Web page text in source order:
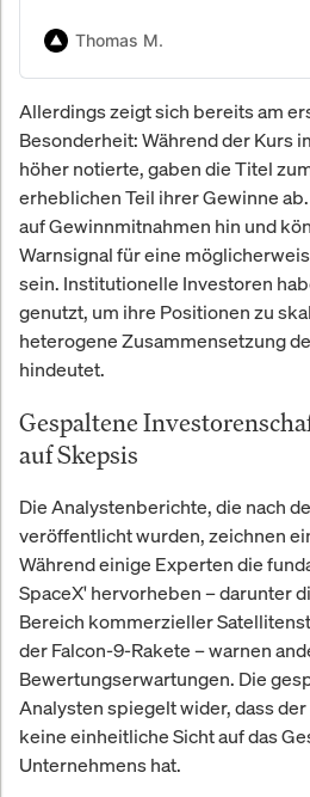
Deutschlands führende
Thomas M.
Allerdings zeigt sich bereits am
Besonderheit: Während der Kurs
höher notierte, gaben die Titel
erheblichen Teil ihrer Gewinne
auf Gewinnmitnahmen hin und
Warnsignal für eine
sein. Institutionelle Investoren
genutzt, um ihre Positionen zu
heterogene Zusammensetzung
hindeutet.
Gespaltene
auf Skepsis
Die Analystenberichte, die nach
veröffentlicht wurden, zeichnen
Während einige Experten die
SpaceX' hervorheben – darunter
Bereich kommerzieller
der Falcon-9-Rakete – warnen
Bewertungserwartungen. Die
Analysten spiegelt wider, dass
keine einheitliche Sicht auf das
Unternehmens hat.